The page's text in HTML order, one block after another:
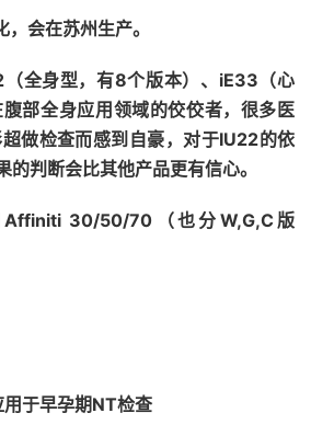
会在苏州生产。
全身型，有8个版本）、iE33（心
部全身应用领域的佼佼者，很多医
做检查而感到自豪，对于IU22的依
的判断会比其他产品更有信心。
30/50/70（也分W,G,C版
于早孕期NT检查